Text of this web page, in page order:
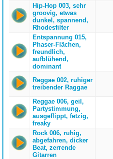
Hip-Hop 003, sehr
groovig, etwas
dunkel, spannend,
Rhodesfilter
Entspannung 015,
Phaser-Flächen,
freundlich,
aufblühend,
dominant
Reggae 002, ruhiger
treibender Raggae
Reggae 006, geil,
Partystimmung,
ausgeflippt, fetzig,
freaky
Rock 006, ruhig,
abgefahren, dicker
Beat, zerrende
Gitarren